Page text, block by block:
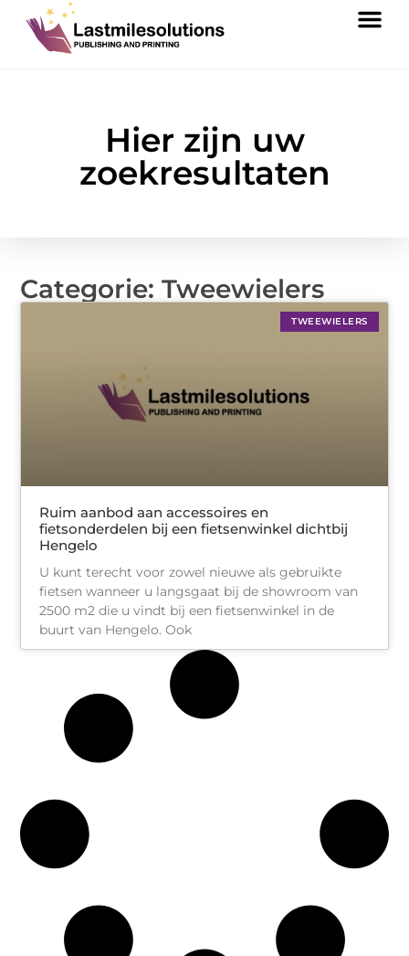
Hier zijn uw
zoekresultaten
Categorie: Tweewielers
TWEEWIELERS
Ruim aanbod aan accessoires en
fietsonderdelen bij een fietsenwinkel dichtbij
Hengelo
U kunt terecht voor zowel nieuwe als gebruikte
fietsen wanneer u langsgaat bij de showroom van
2500 m2 die u vindt bij een fietsenwinkel in de
buurt van Hengelo. Ook